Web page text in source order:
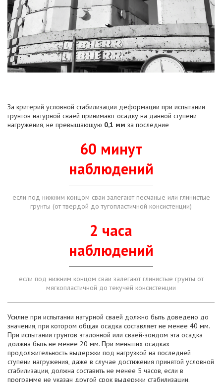
За критерий условной стабилизации деформации при испытании
грунтов натурной сваей принимают осадку на данной ступени
нагружения, не превышающую 0,1 мм за последние
60 минут
наблюдений
если под нижним концом сваи залегают песчаные или глинистые
грунты (от твердой до тугопластичной консистенции)
2 часа
наблюдений
если под нижним концом сваи залегают глинистые грунты от
мягкопластичной до текучей консистенции
Усилие при испытании натурной сваей должно быть доведено до
значения, при котором общая осадка составляет не менее 40 мм.
При испытании грунтов эталонной или сваей-зондом эта осадка
должна быть не менее 20 мм. При меньших осадках
продолжительность выдержки под нагрузкой на последней
ступени нагружения, даже в случае достижения принятой условной
стабилизации, должна составить не менее 5 часов, если в
программе не указан другой срок выдержки стабилизации.